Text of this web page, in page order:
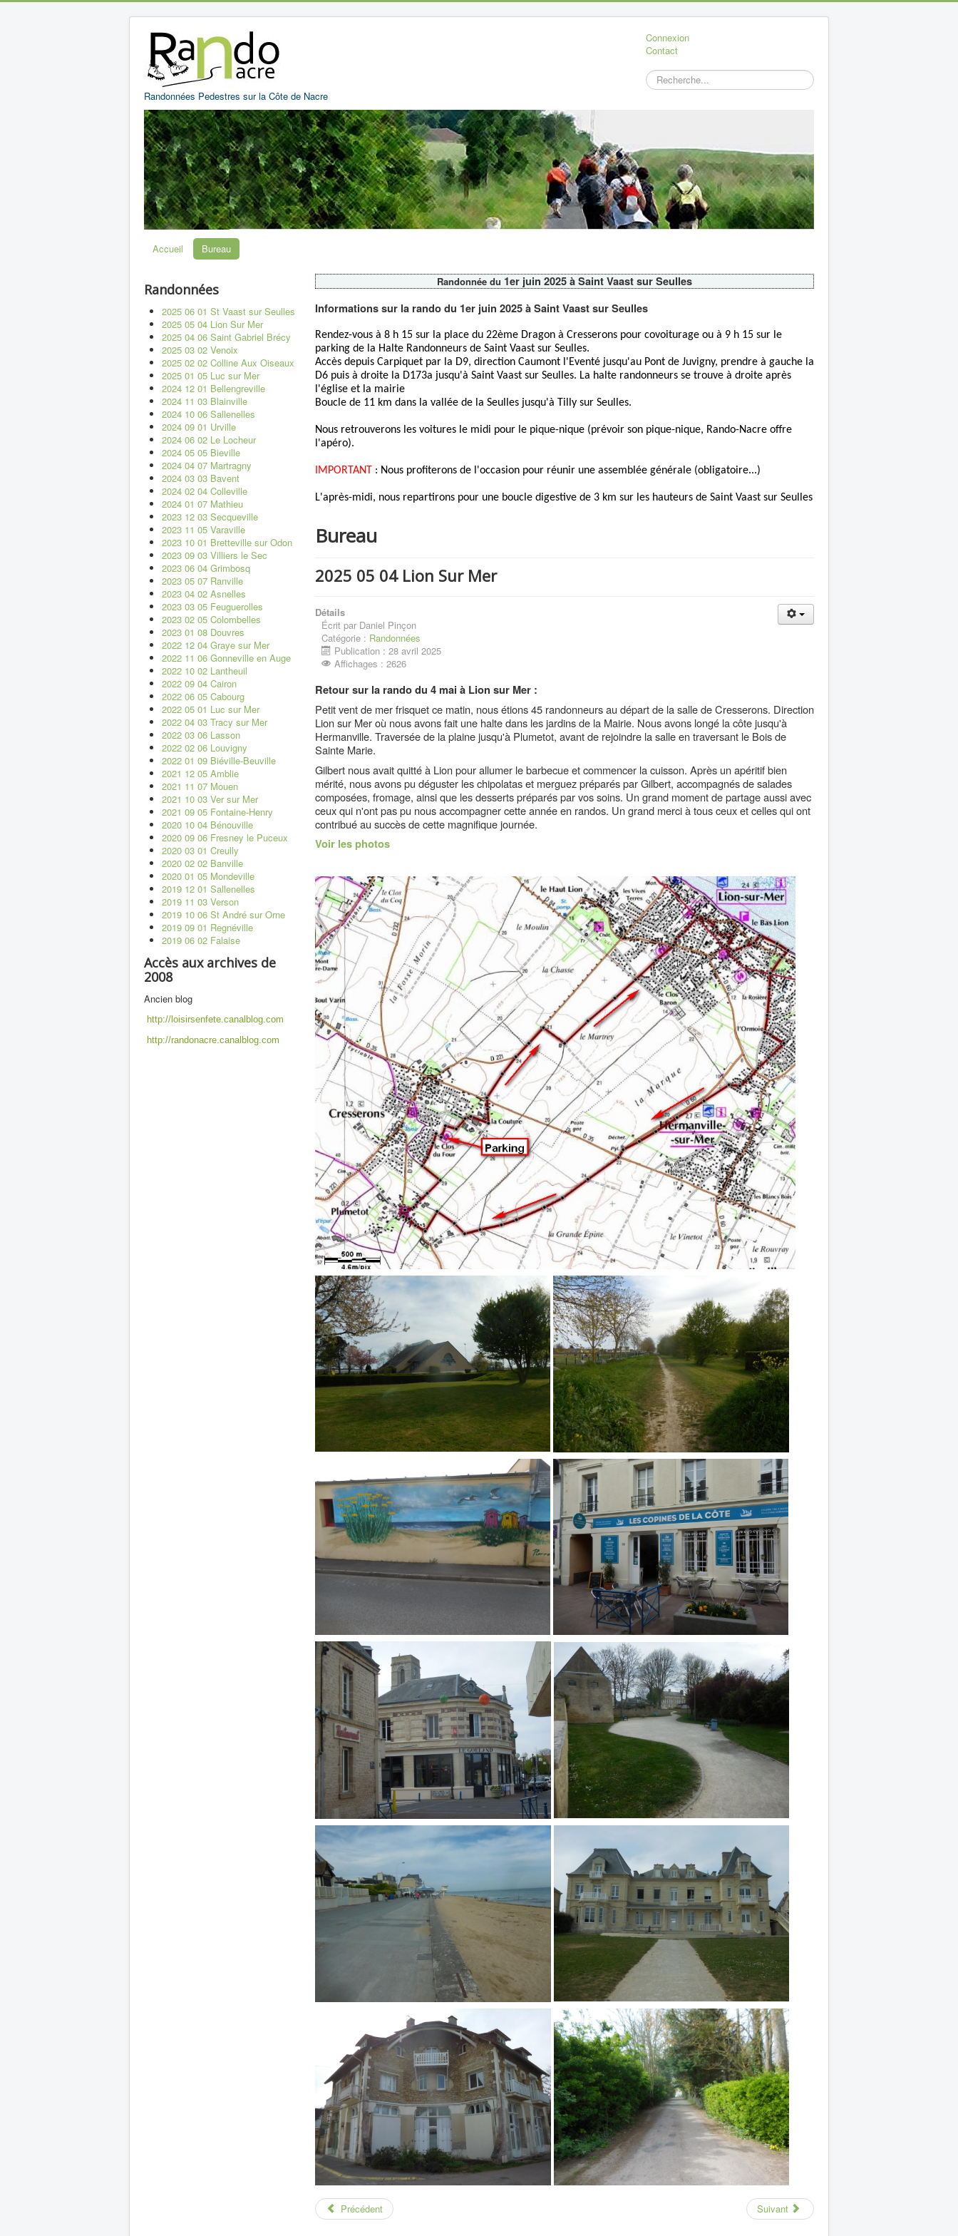
Randonnées Pedestres sur la Côte de Nacre
Connexion
Contact
Rechercher
Accueil Bureau
Randonnées
2025 06 01 St Vaast sur Seulles
2025 05 04 Lion Sur Mer
2025 04 06 Saint Gabriel Brécy
2025 03 02 Venoix
2025 02 02 Colline Aux Oiseaux
2025 01 05 Luc sur Mer
2024 12 01 Bellengreville
2024 11 03 Blainville
2024 10 06 Sallenelles
2024 09 01 Urville
2024 06 02 Le Locheur
2024 05 05 Bieville
2024 04 07 Martragny
2024 03 03 Bavent
2024 02 04 Colleville
2024 01 07 Mathieu
2023 12 03 Secqueville
2023 11 05 Varaville
2023 10 01 Bretteville sur Odon
2023 09 03 Villiers le Sec
2023 06 04 Grimbosq
2023 05 07 Ranville
2023 04 02 Asnelles
2023 03 05 Feuguerolles
2023 02 05 Colombelles
2023 01 08 Douvres
2022 12 04 Graye sur Mer
2022 11 06 Gonneville en Auge
2022 10 02 Lantheuil
2022 09 04 Cairon
2022 06 05 Cabourg
2022 05 01 Luc sur Mer
2022 04 03 Tracy sur Mer
2022 03 06 Lasson
2022 02 06 Louvigny
2022 01 09 Biéville-Beuville
2021 12 05 Amblie
2021 11 07 Mouen
2021 10 03 Ver sur Mer
2021 09 05 Fontaine-Henry
2020 10 04 Bénouville
2020 09 06 Fresney le Puceux
2020 03 01 Creully
2020 02 02 Banville
2020 01 05 Mondeville
2019 12 01 Sallenelles
2019 11 03 Verson
2019 10 06 St André sur Orne
2019 09 01 Regnéville
2019 06 02 Falaise
Accès aux archives de
2008
Ancien blog
http://loisirsenfete.canalblog.com
http://randonacre.canalblog.com
Randonnée du 1er juin 2025 à Saint Vaast sur Seulles
Informations sur la rando du 1er juin 2025 à Saint Vaast sur Seulles
Rendez-vous à 8 h 15 sur la place du 22ème Dragon à Cresserons pour covoiturage ou à 9 h 15 sur le
parking de la Halte Randonneurs de Saint Vaast sur Seulles.
Accès depuis Carpiquet par la D9, direction Caumont l'Eventé jusqu'au Pont de Juvigny, prendre à gauche la
D6 puis à droite la D173a jusqu'à Saint Vaast sur Seulles. La halte randonneurs se trouve à droite après
l'église et la mairie
Boucle de 11 km dans la vallée de la Seulles jusqu'à Tilly sur Seulles.
Nous retrouverons les voitures le midi pour le pique-nique (prévoir son pique-nique, Rando-Nacre offre
l'apéro).
IMPORTANT : Nous profiterons de l'occasion pour réunir une assemblée générale (obligatoire...)
L'après-midi, nous repartirons pour une boucle digestive de 3 km sur les hauteurs de Saint Vaast sur Seulles
Bureau
2025 05 04 Lion Sur Mer
Détails
Écrit par Daniel Pinçon
Catégorie : Randonnées
Publication : 28 avril 2025
Affichages : 2626
Retour sur la rando du 4 mai à Lion sur Mer :
Petit vent de mer frisquet ce matin, nous étions 45 randonneurs au départ de la salle de Cresserons. Direction
Lion sur Mer où nous avons fait une halte dans les jardins de la Mairie. Nous avons longé la côte jusqu'à
Hermanville. Traversée de la plaine jusqu'à Plumetot, avant de rejoindre la salle en traversant le Bois de
Sainte Marie.
Gilbert nous avait quitté à Lion pour allumer le barbecue et commencer la cuisson. Après un apéritif bien
mérité, nous avons pu déguster les chipolatas et merguez préparés par Gilbert, accompagnés de salades
composées, fromage, ainsi que les desserts préparés par vos soins. Un grand moment de partage aussi avec
ceux qui n'ont pas pu nous accompagner cette année en randos. Un grand merci à tous ceux et celles qui ont
contribué au succès de cette magnifique journée.
Voir les photos
Précédent Suivant